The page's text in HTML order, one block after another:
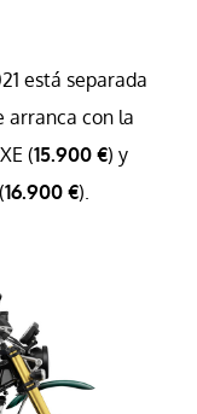
está separada
arranca con la
(15.900 €) y
16.900 €).